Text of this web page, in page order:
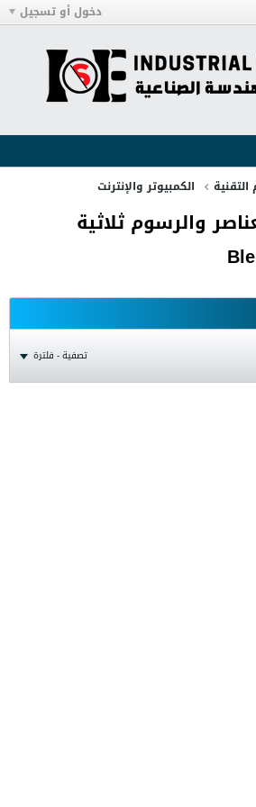
دخول أو تسجيل
الكمبيوتر والإنترنت
والرسوم ثلاثية
تصفية - فلترة